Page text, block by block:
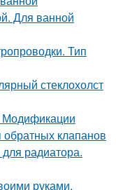
Для ванной
Тип
стеклохолст
Модификации
клапанов
радиатора.
руками.